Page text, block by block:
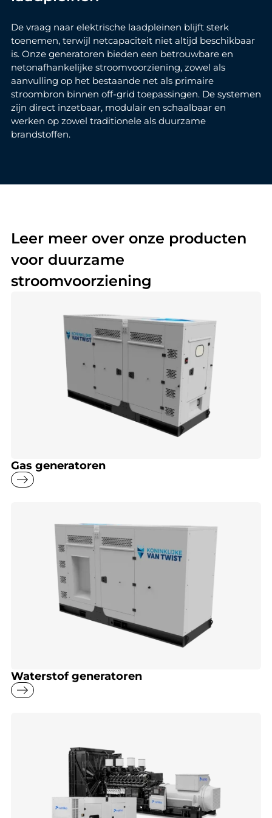
De vraag naar elektrische laadpleinen blijft sterk
toenemen, terwijl netcapaciteit niet altijd beschikbaar
is. Onze generatoren bieden een betrouwbare en
netonafhankelijke stroomvoorziening, zowel als
aanvulling op het bestaande net als primaire
stroombron binnen off-grid toepassingen. De systemen
zijn direct inzetbaar, modulair en schaalbaar en
werken op zowel traditionele als duurzame
brandstoffen.
Leer meer over onze producten
voor duurzame
stroomvoorziening
Gas generatoren
east
Waterstof generatoren
east